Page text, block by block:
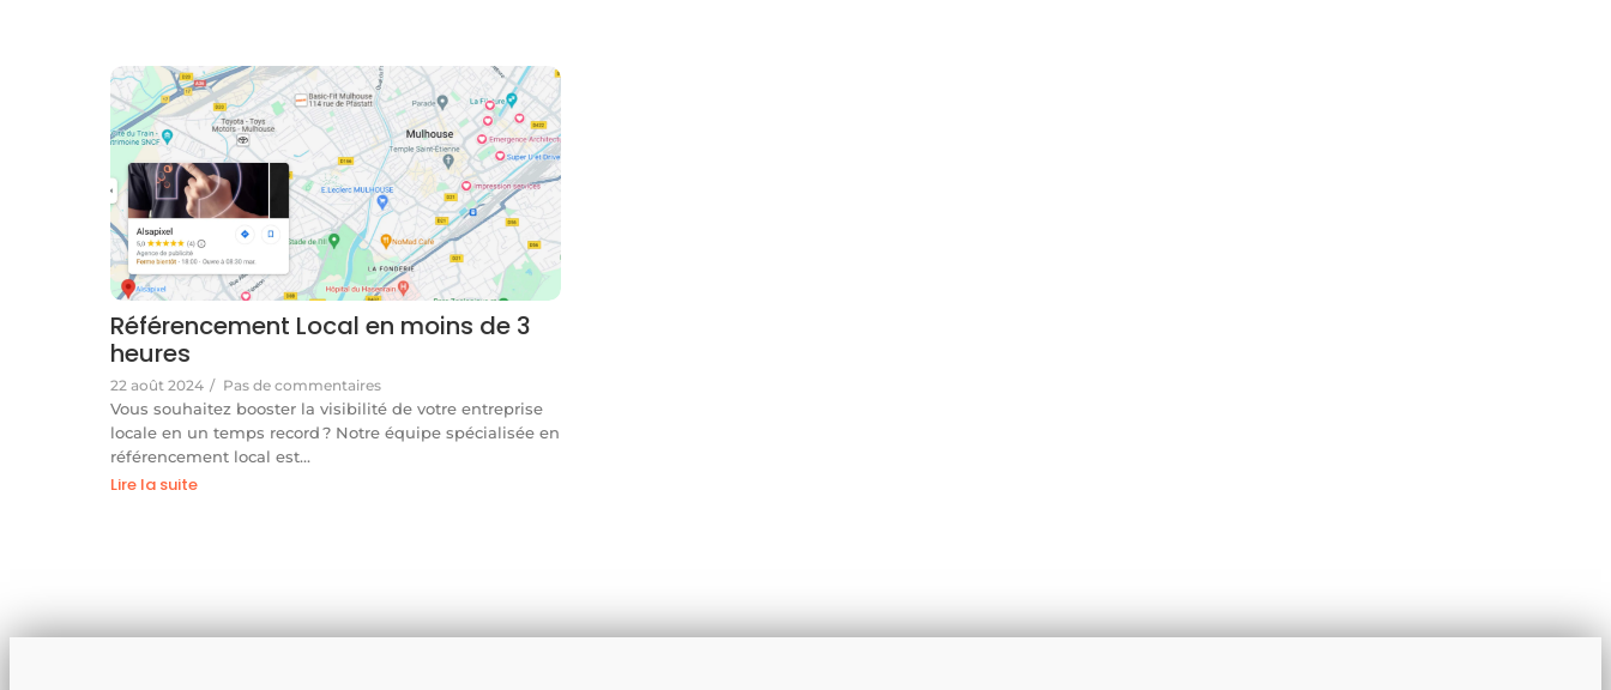
Référencement Local en moins de 3
heures
22 août 2024 / Pas de commentaires
Vous souhaitez booster la visibilité de votre entreprise
locale en un temps record ? Notre équipe spécialisée en
référencement local est…
Lire la suite